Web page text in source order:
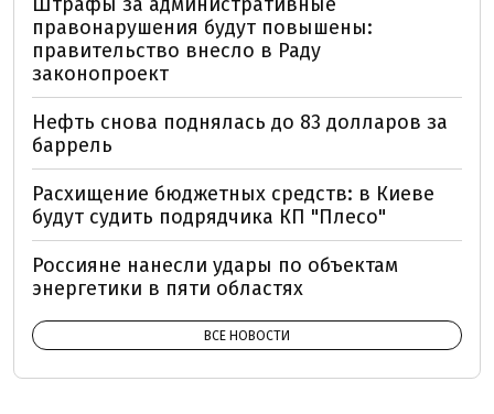
правонарушения будут повышены:
правительство внесло в Раду
законопроект
Нефть снова поднялась до 83 долларов за
баррель
Расхищение бюджетных средств: в Киеве
будут судить подрядчика КП "Плесо"
Россияне нанесли удары по объектам
энергетики в пяти областях
ВСЕ НОВОСТИ